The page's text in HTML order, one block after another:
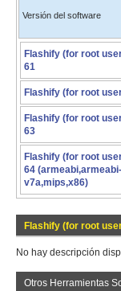
Versión del software
Flashify (for root
61
Flashify (for root
Flashify (for root
63
Flashify (for root
64 (armeabi,armeabi-
v7a,mips,x86)
Flashify (for root
No hay descripción
Otros Herramientas